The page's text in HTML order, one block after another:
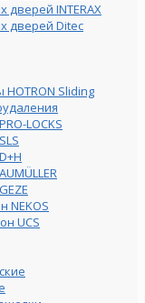
INTERAX
дверей Ditec
Sliding
LOCKS
NEKOS
UСS